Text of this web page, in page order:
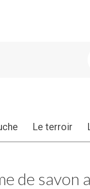
Le terroir
de savon